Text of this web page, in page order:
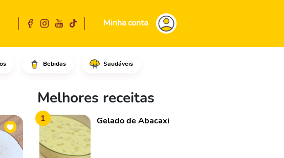
Minha conta
Bebidas Saudáveis
Melhores receitas
1 Gelado de Abacaxi